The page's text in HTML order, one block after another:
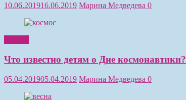
10.06.201916.06.2019 Марина Медведева 0
Что известно детям о Дне космонавтики?
05.04.201905.04.2019 Марина Медведева 0